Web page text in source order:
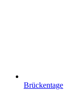
Brückentage